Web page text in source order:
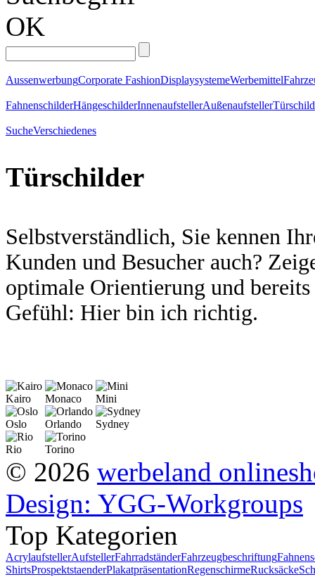
OK
AussenwerbungCorporate FashionDisplaysystemeWerbemittel
FahnenschilderHängeschilderInnenaufstellerAußenaufsteller
SucheVerschiedenes
Türschilder
Selbstverständlich, Sie kennen
Kunden und Besucher auch?
optimale Orientierung und bereits
Gefühl: Hier bin ich richtig.
Kairo Monaco Mini
Oslo Orlando Sydney
Rio Torino
© 2026 werbeland
Design: YGG-Workgroups
Top Kategorien
AcrylaufstellerAufstellerFahrradständerFahrzeugbeschriftung
ShirtsProspektstaenderPlakatpräsentationRegenschirmeRucksäcke